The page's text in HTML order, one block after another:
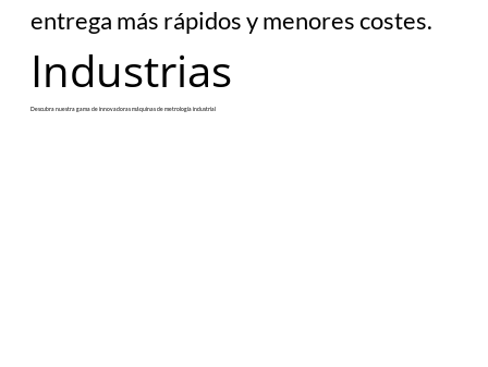
entrega más rápidos y menores costes.
​Industrias
Descubra nuestra gama de innovadoras máquinas de metrología industrial